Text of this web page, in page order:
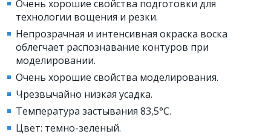
Очень хорошие свойства подготовки для
технологии вощения и резки.
Непрозрачная и интенсивная окраска воска
облегчает распознавание контуров при
моделировании.
Очень хорошие свойства моделирования.
Чрезвычайно низкая усадка.
Температура застывания 83,5°C.
Цвет: темно-зеленый.